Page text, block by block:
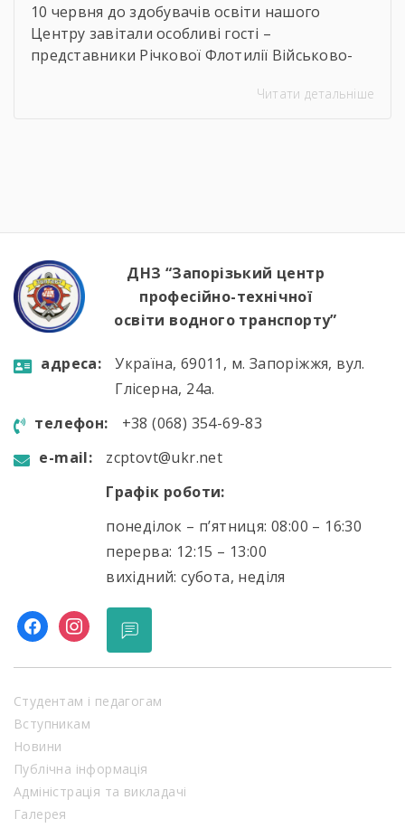
10 червня до здобувачів освіти нашого
Центру завітали особливі гості –
представники Річкової Флотилії Військово-
зустрічі студенти дізналися про особливості
загрозам;🔹 можливості професійного […]
Читати детальніше
ДНЗ “Запорізький центр
професійно-технічної
освіти водного транспорту”
aдресa:
Україна, 69011, м. Запоріжжя, вул.
Глісерна, 24а.
телефон:
+38 (068) 354-69-83
e-mail:
zcptovt@ukr.net
Графік роботи:
понеділок – п’ятниця: 08:00 – 16:30
перерва: 12:15 – 13:00
вихідний: субота, неділя
facebookinstagram
Студентам і педагогам
Вступникам
Новини
Публічна інформація
Адміністрація та викладачі
Галерея